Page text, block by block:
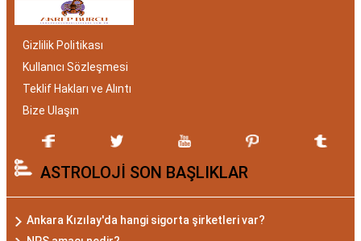
bakımından benzersizdir. Ayrıca, hangi aylar
belirlemede etkilidir.
Akrep Burcu Özellikleri:
Gizemli ve Kararlı
Akrep burcu, astrolojide 23 Ekim ile 21 Kasım
tarihleri arasında doğanları ifade eder. Bu
dönemde doğan bireyler genellikle gizemli ve derin
düşünce yapısına sahiptir. Akrep burcunun temel
Gizlilik Politikası
Kullanıcı Sözleşmesi
Teklif Hakları ve Alıntı
Bize Ulaşın
ASTROLOJİ SON BAŞLIKLAR
Ankara Kızılay'da hangi sigorta şirketleri var?